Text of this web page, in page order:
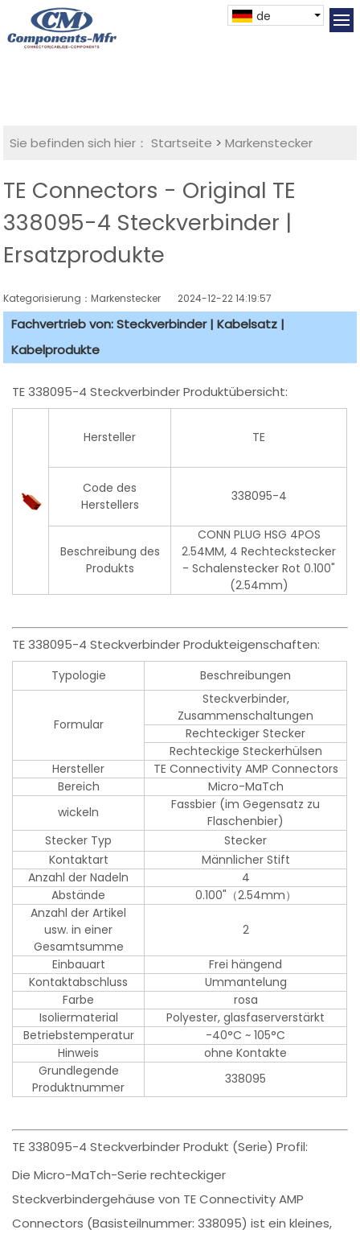
de
Sie befinden sich hier： Startseite >Markenstecker
TE Connectors - Original TE
338095-4 Steckverbinder |
Ersatzprodukte
Kategorisierung：Markenstecker 2024-12-22 14:19:57
Fachvertrieb von: Steckverbinder | Kabelsatz |
Kabelprodukte
TE 338095-4 Steckverbinder Produktübersicht:
Hersteller TE
Code des
Herstellers
338095-4
Beschreibung des
Produkts
CONN PLUG HSG 4POS
2.54MM, 4 Rechteckstecker
- Schalenstecker Rot 0.100"
(2.54mm)
TE 338095-4 Steckverbinder Produkteigenschaften:
Typologie Beschreibungen
Formular
Steckverbinder,
Zusammenschaltungen
Rechteckiger Stecker
Rechteckige Steckerhülsen
Hersteller
TE Connectivity AMP Connectors
Bereich
Micro-MaTch
wickeln
Fassbier (im Gegensatz zu
Flaschenbier)
Stecker Typ
Stecker
Kontaktart
Männlicher Stift
Anzahl der Nadeln
4
Abstände
0.100"（2.54mm）
Anzahl der Artikel
usw. in einer
Gesamtsumme
2
Einbauart
Frei hängend
Kontaktabschluss
Ummantelung
Farbe
rosa
Isoliermaterial
Polyester, glasfaserverstärkt
Betriebstemperatur
-40°C ~ 105°C
Hinweis
ohne Kontakte
Grundlegende
Produktnummer
338095
TE 338095-4 Steckverbinder Produkt (Serie) Profil:
Die Micro-MaTch-Serie rechteckiger
Steckverbindergehäuse von TE Connectivity AMP
Connectors (Basisteilnummer: 338095) ist ein kleines,